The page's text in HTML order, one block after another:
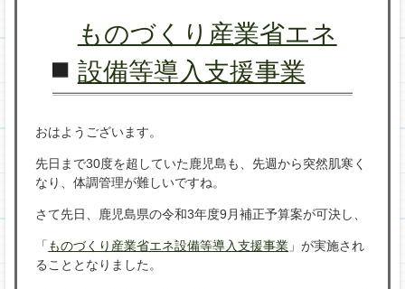
ものづくり産業省エネ
設備等導入支援事業
おはようございます。
先日まで30度を超していた鹿児島も、先週から突然肌寒く
なり、体調管理が難しいですね。
さて先日、鹿児島県の令和3年度9月補正予算案が可決し、
「 ものづくり産業省エネ設備等導入支援事業 」が実施され
ることとなりました。